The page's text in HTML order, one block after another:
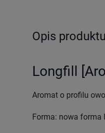
Opis produktu
Longfill
Aromat o profilu
Forma: nowa forma